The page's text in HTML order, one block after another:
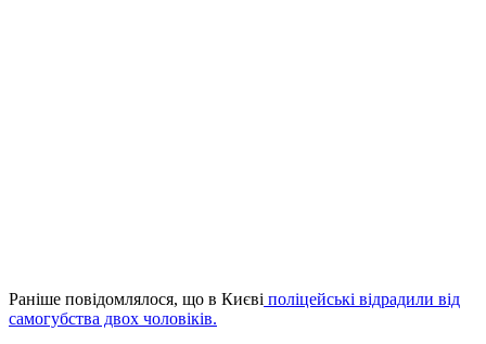
Раніше повідомлялося, що в Києві поліцейські відрадили від
самогубства двох чоловіків.